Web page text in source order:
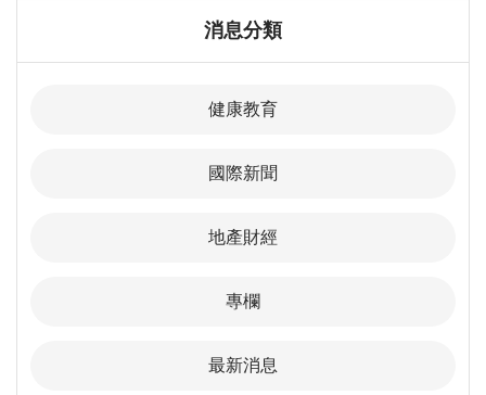
消息分類
健康教育
國際新聞
地產財經
專欄
最新消息